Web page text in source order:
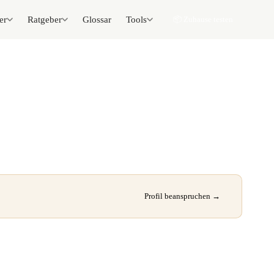
Ratgeber Glossar Tools
Profil beanspruchen →